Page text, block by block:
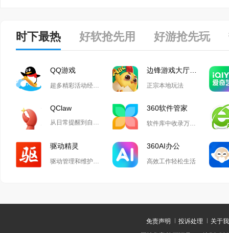
时下最热 好软抢先用 好游抢先玩
QQ游戏
超多精彩活动经典玩法尽在QQ游戏 正宗本地玩法
QClaw
从日常提醒到自动化开发,Qclaw解锁无限可能
360软件管家
软件库中收录万款正版软件
驱动精灵
驱动管理和维护工具
360AI办公
高效工作轻松生活
免责声明 投诉处理
关于